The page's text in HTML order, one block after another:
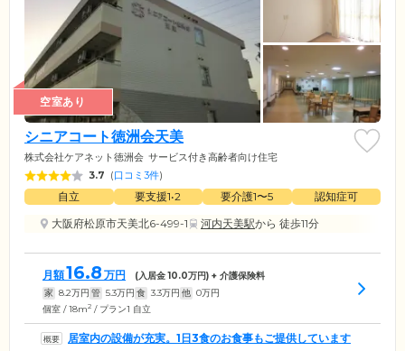
空室あり
シニアコート徳洲会天美
株式会社ケアネット徳洲会 サービス付き高齢者向け住宅
3.7 (口コミ3件)
自立 要支援1•2 要介護1〜5
認知症可
大阪府松原市天美北6-499-1
河内天美駅から 徒歩11分
月額16.8 万円 (入居金10.0万円) + 介護保険料
家 8.2万円 管 5.3万円 食 3.3万円 他 0万円
個室 / 18m2 / プラン1 自立
居室内の設備が充実。1日3食のお食事もご提供しています